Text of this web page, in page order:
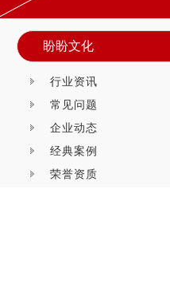
盼盼文化
行业资讯
常见问题
企业动态
经典案例
荣誉资质